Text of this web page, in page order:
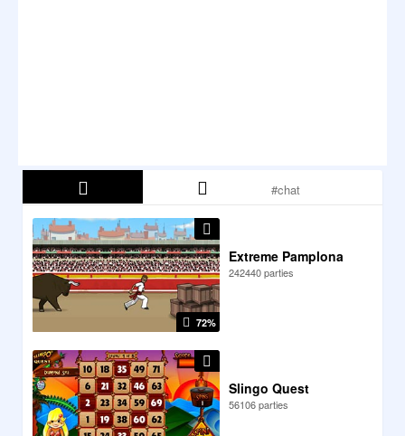
72%
Extreme Pamplona
242440 parties
Slingo Quest
56106 parties